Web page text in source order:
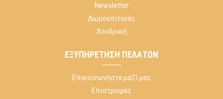
Newsletter
Δωροεπιταγές
Χονδρική
ΕΞΥΠΗΡΈΤΗΣΗ ΠΕΛΑΤΏΝ
Επικοινωνήστε μαζί μας
Επιστροφές